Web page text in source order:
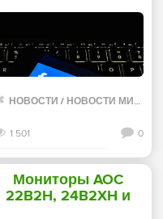
«Интернет»
НОВОСТИ / НОВОСТИ МИРА ИНТЕРНЕТ
1 501 0
Смотреть дальше
Мониторы AOC
22B2H, 24B2XH и